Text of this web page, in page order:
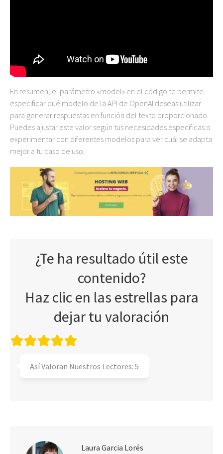
En resumen, el parámetro «model» en el código te permite
especificar qué modelo de la API de OpenAI deseas utilizar
para generar respuestas en función del texto proporcionado.
Puedes ajustar este valor según tus necesidades específicas o
experimentar con diferentes modelos para ver cuál se adapta
mejor a tu caso de uso.
¿Te ha resultado útil este
contenido?
Haz clic en las estrellas para
dejar tu valoración
Así Valoran Nuestros Lectores: 5
Laura Garcia Lorés